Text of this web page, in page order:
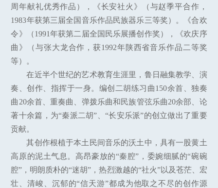
周年献礼优秀作品），《长安社火》（与赵季平合作，
1983年获第三届全国音乐作品民族器乐三等奖）。《合欢
令》（1991年获第二届全国民乐展播创作奖），《欢庆序
曲》（与张大龙合作，获1992年陕西省音乐作品二等奖
等）。
在近半个世纪的艺术教育生涯里，鲁日融集教学、演
奏、创作、指挥于一身。编创二胡练习曲150余首、独奏
曲20余首、重奏曲、弹拨乐曲和民族管弦乐曲20余部、论
著十余篇，为“秦派二胡”、“长安乐派”的创立做出了重要
贡献。
其创作根植于本土民间音乐的沃土中，具有一股黄土
高原的泥土气息。高昂豪放的“秦腔”，委婉细腻的“碗碗
腔”，明朗质朴的“迷胡”，热烈激越的“社火”以及苍茫、宏
壮、清峻、沉郁的“信天游”都成为他取之不尽的创作源